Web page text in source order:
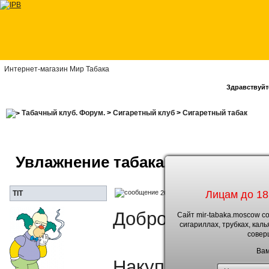
Интернет-магазин Мир Табака
Лицам до
Сайт mir-tabaka.moscow
сигариллах, трубках,
Табачный клуб. Форум.> Сигаретный клуб> Сигаретный табак
Увлажнение табака.
TIT 26.1.2010, 23:13
Доброе всем